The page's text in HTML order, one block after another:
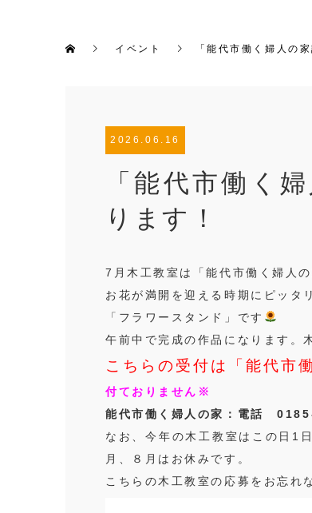
イベント 「能代市働く婦人の
2026.06.16
「能代市働く
ります！
7月木工教室は「能代市働く婦人
お花が満開を迎える時期にピッタ
「フラワースタンド」です
午前中で完成の作品になります。
こちらの受付は「能代市
付ておりません※
能代市働く婦人の家：電話
なお、今年の木工教室はこの日1
月、８月はお休みです。
こちらの木工教室の応募をお忘れ